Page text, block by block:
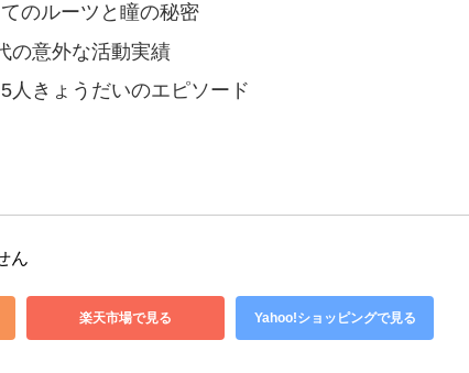
のルーツと瞳の秘密
の意外な活動実績
人きょうだいのエピソード
ん
楽天市場で見る Yahoo!ショッピングで見る